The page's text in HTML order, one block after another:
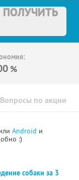
ПОЛУЧИТЬ
%
Вопросы по акции
Android и
:)
собаки за 3